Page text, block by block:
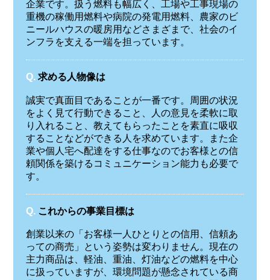
企業です。扱う燃料も幅広く、工場や工事現場の
重機の稼働用燃料や病院の発電用燃料、農家のビ
ニールハウスの暖房用などさまざまで、社会のイ
ンフラを支える一端を担っています。
Q. 求める人物像は
誠実で真面目であることが一番です。周囲の状況
をよく見て行動できること、人の意見を柔軟に取
り入れること、教えてもらったことを素直に吸収
することなどができる人を求めています。また企
業や個人宅へ配達をする仕事なのでお客様との信
頼関係を築けるコミュニケーション能力も必要で
す。
Q. これからの事業目標は
創業以来の「お客様一人ひとりとの信用、信頼あ
っての商売」という姿勢は変わりません。現在の
主力商品は、軽油、重油、灯油などの燃料を中心
に扱っていますが、環境問題が懸念されている商